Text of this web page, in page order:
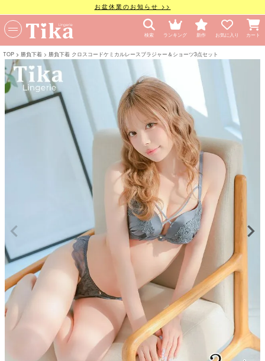
お盆休業のお知らせ >>
検索 ランキング 新作 お気に入り カート
TOP 勝負下着 勝負下着 クロスコードケミカルレースブラジャー＆ショーツ3点セット